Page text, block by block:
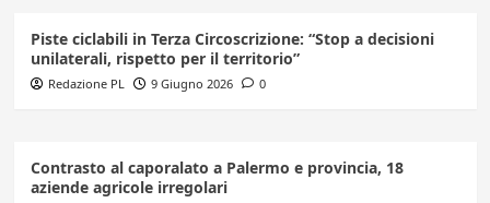
Piste ciclabili in Terza Circoscrizione: “Stop a decisioni
unilaterali, rispetto per il territorio”
Redazione PL 9 Giugno 2026 0
Contrasto al caporalato a Palermo e provincia, 18
aziende agricole irregolari